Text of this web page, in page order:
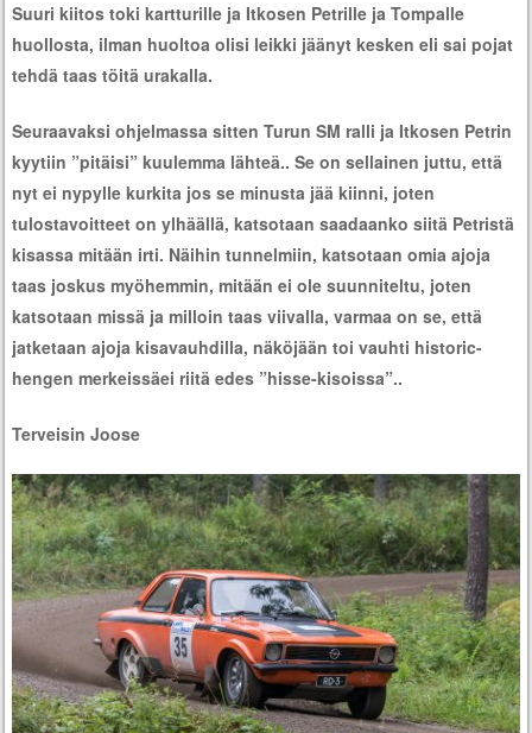
Suuri kiitos toki kartturille ja Itkosen Petrille ja Tompalle
huollosta, ilman huoltoa olisi leikki jäänyt kesken eli sai pojat
tehdä taas töitä urakalla.
Seuraavaksi ohjelmassa sitten Turun SM ralli ja Itkosen Petrin
kyytiin ”pitäisi” kuulemma lähteä.. Se on sellainen juttu, että
nyt ei nypylle kurkita jos se minusta jää kiinni, joten
tulostavoitteet on ylhäällä, katsotaan saadaanko siitä Petristä
kisassa mitään irti. Näihin tunnelmiin, katsotaan omia ajoja
taas joskus myöhemmin, mitään ei ole suunniteltu, joten
katsotaan missä ja milloin taas viivalla, varmaa on se, että
jatketaan ajoja kisavauhdilla, näköjään toi vauhti historic-
hengen merkeissäei riitä edes ”hisse-kisoissa”..
Terveisin Joose